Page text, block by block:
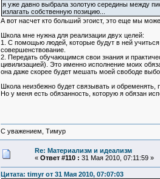
я уже давно выбрала золотую середины между
излагать собственную позицию...
А вот насчет кто больший эгоист, это еще мы
Школа мне нужна для реализации двух целей:
1. С помощью людей, которые будут в ней
совершенствование.
2. Передать обучающимся свои знания и
цивилизацией). Это именно исполнение моих
она даже скорее будет мешать моей свободе
Школа неизбежно будет связывать и
Но у меня есть обязанность, которую я обязан
С уважением, Тимур
Re: Материализм и идеализм
« Ответ #110 : 31 Мая 2010, 07:11:59 »
Цитата: timyr от 31 Мая 2010, 07:07:03